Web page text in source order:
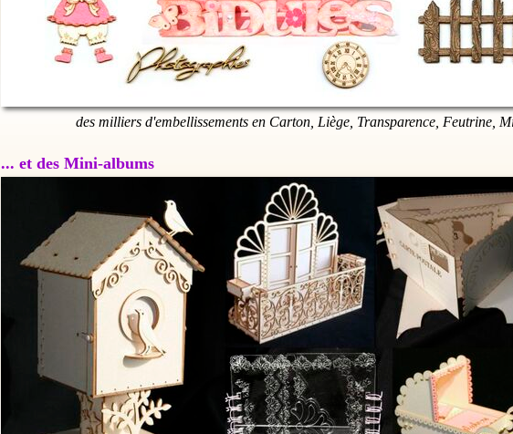
des milliers d'embellissements en Carton, Liège, Transparence, Feutrine,
... et des Mini-albums